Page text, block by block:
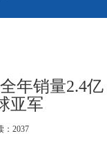
年销量2.4亿
亚军
：2037